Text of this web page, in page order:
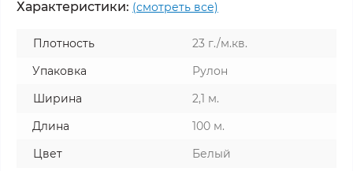
Характеристики: (смотреть все)
Плотность
23 г./м.кв.
Упаковка
Рулон
Ширина
2,1 м.
Длина
100 м.
Цвет
Белый